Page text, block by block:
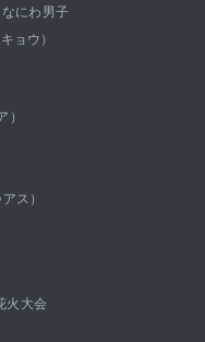
なにわ男子
ョウ）
ス）
火大会